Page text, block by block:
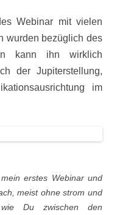
Webinar mit vielen
wurden bezüglich des
kann ihn wirklich
der Jupiterstellung,
im
erstes Webinar und
meist ohne strom und
Du zwischen den